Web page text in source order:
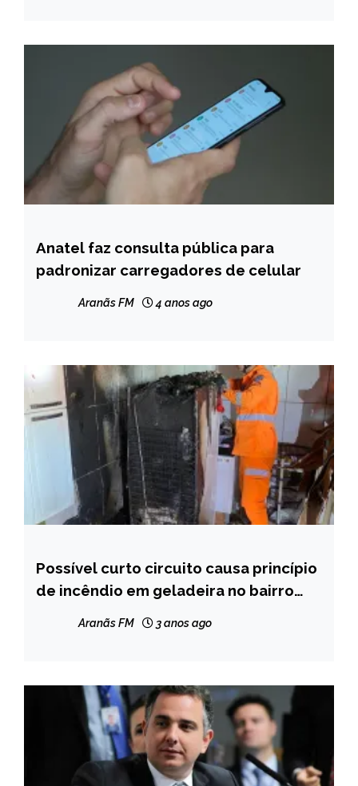
BRASIL
NOTÍCIAS
Anatel faz consulta pública para
padronizar carregadores de celular
Aranãs FM 4 anos ago
CAPELINHA
NOTÍCIAS
Possível curto circuito causa princípio
de incêndio em geladeira no bairro
Aranãs FM 3 anos ago